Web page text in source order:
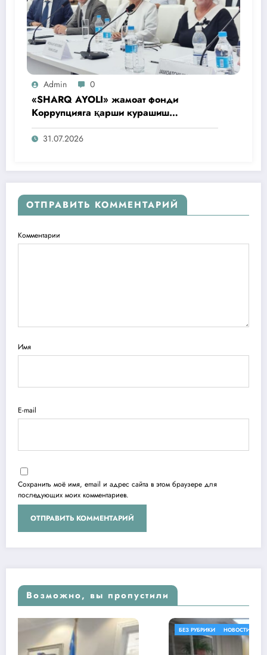
Admin 0
«SHARQ AYOLI» жамоат фонди
Коррупцияга қарши курашиш
агентлигидаги жамоат эшитувида
ташаббусларини тақдим этди
31.07.2026
ОТПРАВИТЬ КОММЕНТАРИЙ
Комментарии
Имя
E-mail
Сохранить моё имя, email и адрес сайта в этом браузере для
последующих моих комментариев.
Возможно, вы пропустили
БЕЗ РУБРИКИ НОВОСТИ